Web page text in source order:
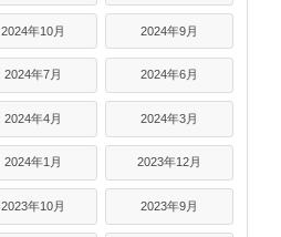
2024年10月 2024年9月
2024年7月 2024年6月
2024年4月 2024年3月
2024年1月 2023年12月
2023年10月 2023年9月